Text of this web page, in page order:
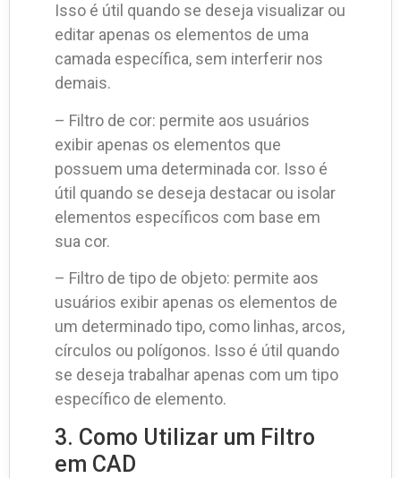
Isso é útil quando se deseja visualizar ou
editar apenas os elementos de uma
camada específica, sem interferir nos
demais.
– Filtro de cor: permite aos usuários
exibir apenas os elementos que
possuem uma determinada cor. Isso é
útil quando se deseja destacar ou isolar
elementos específicos com base em
sua cor.
– Filtro de tipo de objeto: permite aos
usuários exibir apenas os elementos de
um determinado tipo, como linhas, arcos,
círculos ou polígonos. Isso é útil quando
se deseja trabalhar apenas com um tipo
específico de elemento.
3. Como Utilizar um Filtro
em CAD